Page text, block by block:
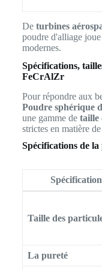
De turbines
poudre d'alliage
modernes.
Spécifications,
FeCrAlZr
Pour répondre aux
Poudre sphérique
une gamme de taille
strictes en matière de
Spécifications de
Taille des
La pureté